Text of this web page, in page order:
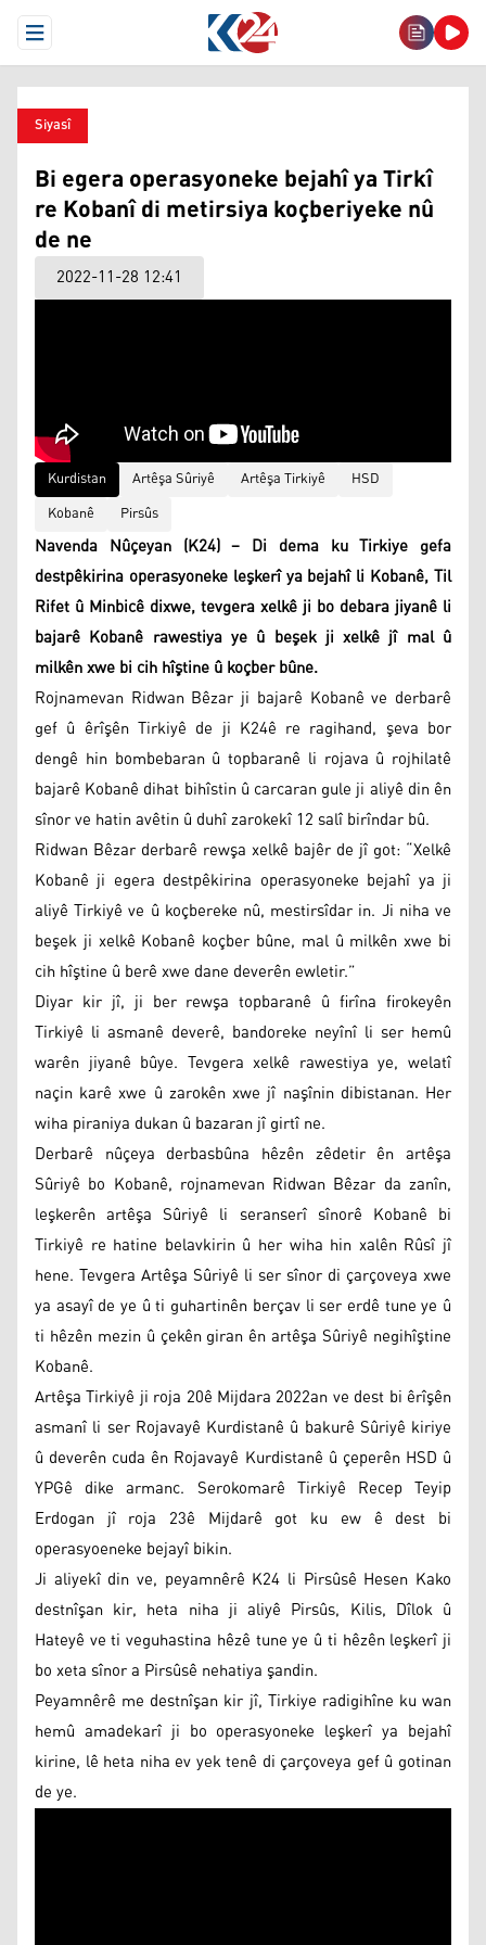
Open Menu
Siyasî
Bi egera operasyoneke bejahî ya Tirkî
re Kobanî di metirsiya koçberiyeke nû
de ne
2022-11-28 12:41
Kurdistan Artêşa Sûriyê Artêşa Tirkiyê
HSD
Kobanê
Pirsûs
Navenda Nûçeyan (K24) – Di dema ku Tirkiye gefa
destpêkirina operasyoneke leşkerî ya bejahî li Kobanê, Til
Rifet û Minbicê dixwe, tevgera xelkê ji bo debara jiyanê li
bajarê Kobanê rawestiya ye û beşek ji xelkê jî mal û
milkên xwe bi cih hîştine û koçber bûne.
Rojnamevan Ridwan Bêzar ji bajarê Kobanê ve derbarê
gef û êrîşên Tirkiyê de ji K24ê re ragihand, şeva bor
dengê hin bombebaran û topbaranê li rojava û rojhilatê
bajarê Kobanê dihat bihîstin û carcaran gule ji aliyê din ên
sînor ve hatin avêtin û duhî zarokekî 12 salî birîndar bû.
Ridwan Bêzar derbarê rewşa xelkê bajêr de jî got: “Xelkê
Kobanê ji egera destpêkirina operasyoneke bejahî ya ji
aliyê Tirkiyê ve û koçbereke nû, mestirsîdar in. Ji niha ve
beşek ji xelkê Kobanê koçber bûne, mal û milkên xwe bi
cih hîştine û berê xwe dane deverên ewletir.”
Diyar kir jî, ji ber rewşa topbaranê û firîna firokeyên
Tirkiyê li asmanê deverê, bandoreke neyînî li ser hemû
warên jiyanê bûye. Tevgera xelkê rawestiya ye, welatî
naçin karê xwe û zarokên xwe jî naşînin dibistanan. Her
wiha piraniya dukan û bazaran jî girtî ne.
Derbarê nûçeya derbasbûna hêzên zêdetir ên artêşa
Sûriyê bo Kobanê, rojnamevan Ridwan Bêzar da zanîn,
leşkerên artêşa Sûriyê li seranserî sînorê Kobanê bi
Tirkiyê re hatine belavkirin û her wiha hin xalên Rûsî jî
hene. Tevgera Artêşa Sûriyê li ser sînor di çarçoveya xwe
ya asayî de ye û ti guhartinên berçav li ser erdê tune ye û
ti hêzên mezin û çekên giran ên artêşa Sûriyê negihîştine
Kobanê.
Artêşa Tirkiyê ji roja 20ê Mijdara 2022an ve dest bi êrîşên
asmanî li ser Rojavayê Kurdistanê û bakurê Sûriyê kiriye
û deverên cuda ên Rojavayê Kurdistanê û çeperên HSD û
YPGê dike armanc. Serokomarê Tirkiyê Recep Teyip
Erdogan jî roja 23ê Mijdarê got ku ew ê dest bi
operasyoeneke bejayî bikin.
Ji aliyekî din ve, peyamnêrê K24 li Pirsûsê Hesen Kako
destnîşan kir, heta niha ji aliyê Pirsûs, Kilis, Dîlok û
Hateyê ve ti veguhastina hêzê tune ye û ti hêzên leşkerî ji
bo xeta sînor a Pirsûsê nehatiya şandin.
Peyamnêrê me destnîşan kir jî, Tirkiye radigihîne ku wan
hemû amadekarî ji bo operasyoneke leşkerî ya bejahî
kirine, lê heta niha ev yek tenê di çarçoveya gef û gotinan
de ye.